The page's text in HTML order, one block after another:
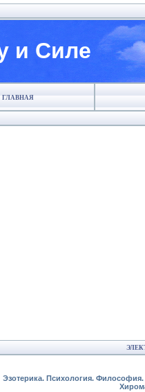
и Силе
ГЛАВНАЯ
Эзотерика. Психология.